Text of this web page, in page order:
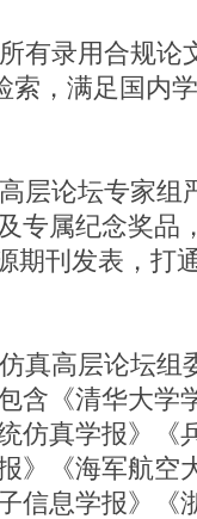
有录用合规论
索，满足国内
层论坛专家组
专属纪念奖品
期刊发表，打
真高层论坛组
含《清华大学
仿真学报》
》《海军航空
信息学报》《